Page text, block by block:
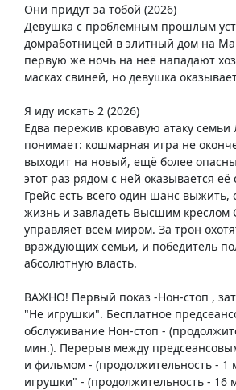
Они придут за тобой (2026)
Девушка с проблемным прошлым
домработницей в элитный дом на
первую же ночь на неё нападают
масках свиней, но девушка
Я иду искать 2 (2026)
Едва пережив кровавую атаку семьи
понимает: кошмарная игра не
выходит на новый, ещё более
этот раз рядом с ней оказывается её
Грейс есть всего один шанс выжить,
жизнь и завладеть Высшим креслом
управляет всем миром. За трон
враждующих семьи, и победитель
абсолютную власть.
ВАЖНО! Первый показ -Нон-стоп ,
"Не игрушки". Бесплатное
обслуживание Нон-стоп -
мин.). Перерыв между
и фильмом - (продолжительность -
игрушки" - (продолжительность - 16